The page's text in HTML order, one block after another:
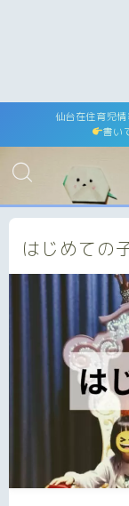
仙台在住育児
書い
はじめての